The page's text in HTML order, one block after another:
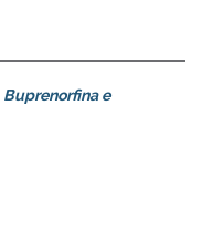
Buprenorfina e